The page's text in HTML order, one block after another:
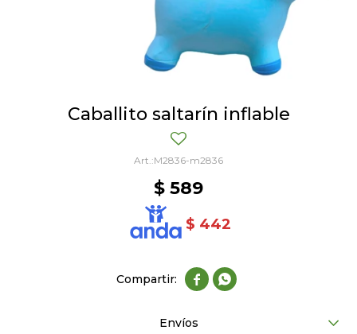
Caballito saltarín inflable
M2836-m2836
$ 589
$ 442
 
Envíos